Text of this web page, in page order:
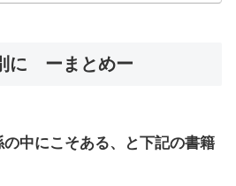
に ーまとめー
中にこそある、と下記の書籍